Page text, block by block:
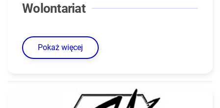
Wolontariat
Pokaż więcej